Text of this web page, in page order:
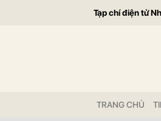
Tạp chí điện tử
TRANG CHỦ